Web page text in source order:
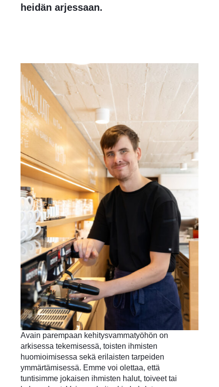
heidän arjessaan.
Avain parempaan kehitysvammatyöhön on
arkisessa tekemisessä, toisten ihmisten
huomioimisessa sekä erilaisten tarpeiden
ymmärtämisessä. Emme voi olettaa, että
tuntisimme jokaisen ihmisten halut, toiveet tai